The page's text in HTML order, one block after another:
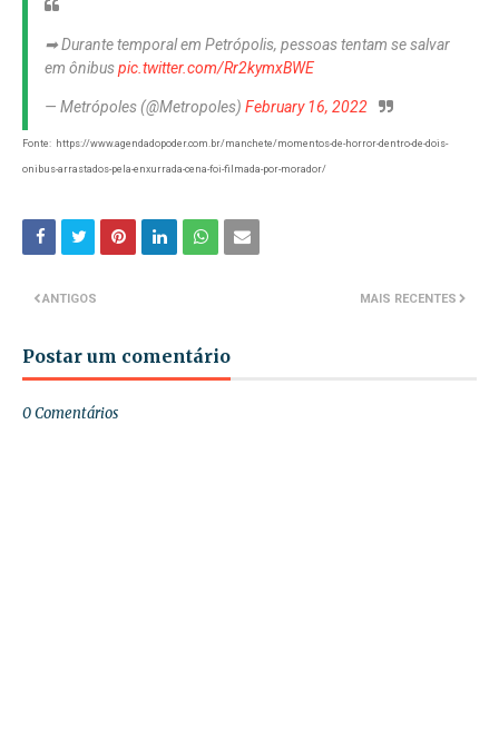
➡ Durante temporal em Petrópolis, pessoas tentam se salvar
em ônibuspic.twitter.com/Rr2kymxBWE
— Metrópoles (@Metropoles) February 16, 2022
Fonte: https://www.agendadopoder.com.br/manchete/momentos-de-horror-dentro-de-dois-
onibus-arrastados-pela-enxurrada-cena-foi-filmada-por-morador/
MAIS RECENTES
ANTIGOS
Postar um comentário
0 Comentários